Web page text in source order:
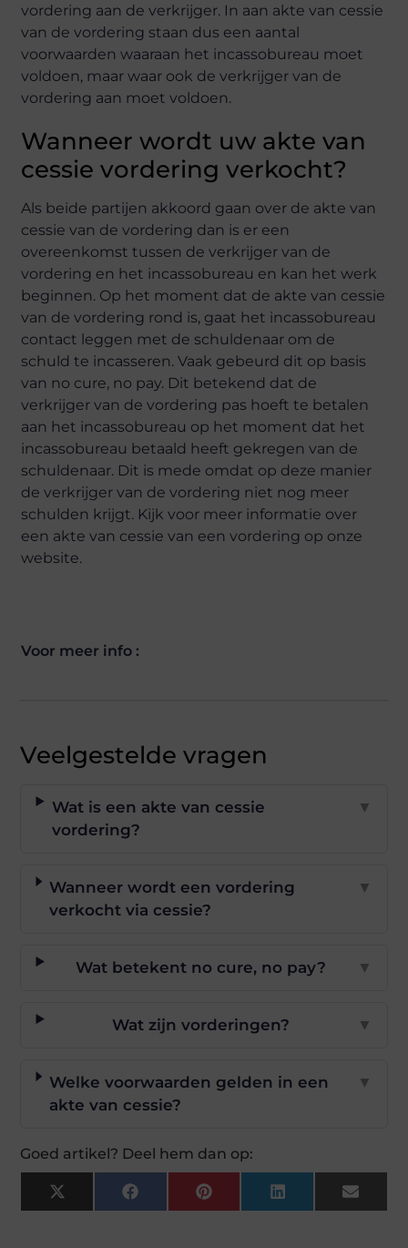
vordering aan de verkrijger. In aan akte van cessie
van de vordering staan dus een aantal
voorwaarden waaraan het incassobureau moet
voldoen, maar waar ook de verkrijger van de
vordering aan moet voldoen.
Wanneer wordt uw akte van
cessie vordering verkocht?
Als beide partijen akkoord gaan over de akte van
cessie van de vordering dan is er een
overeenkomst tussen de verkrijger van de
vordering en het incassobureau en kan het werk
beginnen. Op het moment dat de akte van cessie
van de vordering rond is, gaat het incassobureau
contact leggen met de schuldenaar om de
schuld te incasseren. Vaak gebeurd dit op basis
van no cure, no pay. Dit betekend dat de
verkrijger van de vordering pas hoeft te betalen
aan het incassobureau op het moment dat het
incassobureau betaald heeft gekregen van de
schuldenaar. Dit is mede omdat op deze manier
de verkrijger van de vordering niet nog meer
schulden krijgt. Kijk voor meer informatie over
een akte van cessie van een vordering op onze
website.
Voor meer info :
Veelgestelde vragen
Wat is een akte van cessie
vordering?
▼
Wanneer wordt een vordering
verkocht via cessie?
▼
Wat betekent no cure, no pay? ▼
Wat zijn vorderingen? ▼
Welke voorwaarden gelden in een
akte van cessie?
▼
Goed artikel? Deel hem dan op:
X
(Twitter)
FacebookPinterestLinkedInEmail